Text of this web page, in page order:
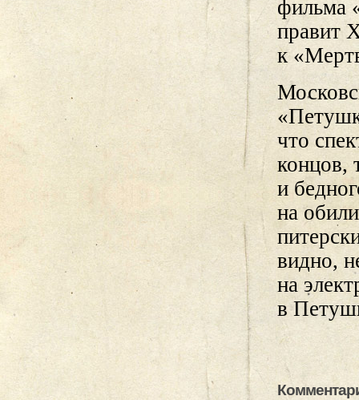
фильма
правит
к
что
концов,
и
на
видно,
на
в